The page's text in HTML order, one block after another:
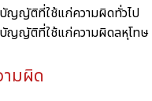
ญญัติที่ใช้แก่ความผิดทั่วไป
ญญัติที่ใช้แก่ความผิดลหุโทษ
มผิด